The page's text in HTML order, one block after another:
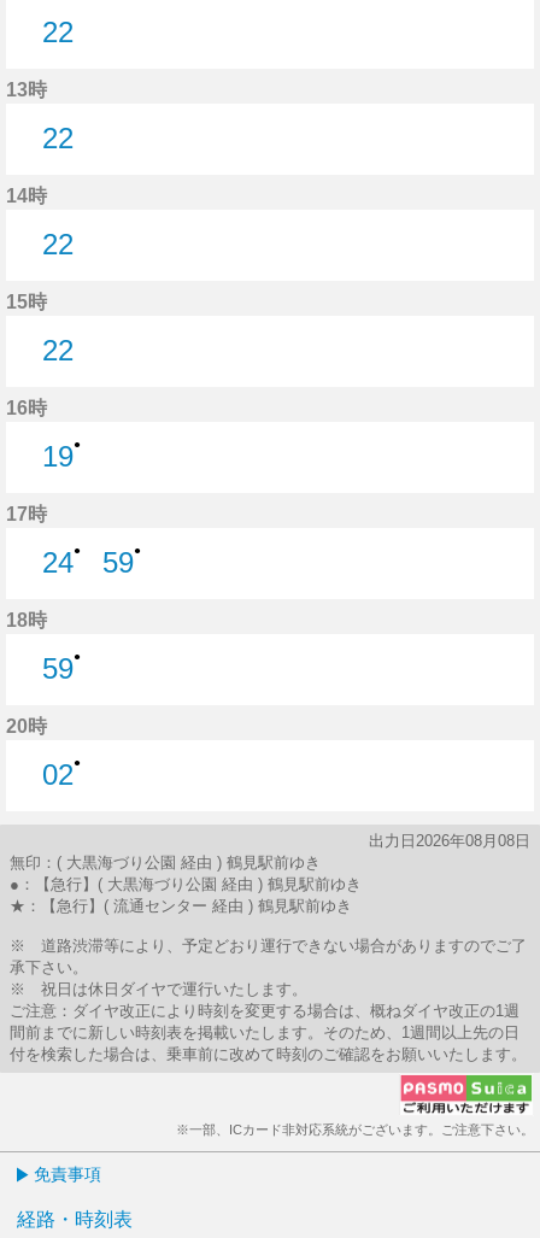
22
13時
22
14時
22
15時
22
16時
19●
17時
24●
59●
18時
59●
20時
02●
出力日2026年08月08日
無印：( 大黒海づり公園 経由 ) 鶴見駅前ゆき
●：【急行】( 大黒海づり公園 経由 ) 鶴見駅前ゆき
★：【急行】( 流通センター 経由 ) 鶴見駅前ゆき
※ 道路渋滞等により、予定どおり運行できない場合がありますのでご了
承下さい。
※ 祝日は休日ダイヤで運行いたします。
ご注意：ダイヤ改正により時刻を変更する場合は、概ねダイヤ改正の1週
間前までに新しい時刻表を掲載いたします。そのため、1週間以上先の日
付を検索した場合は、乗車前に改めて時刻のご確認をお願いいたします。
※一部、ICカード非対応系統がございます。ご注意下さい。
免責事項
経路・時刻表